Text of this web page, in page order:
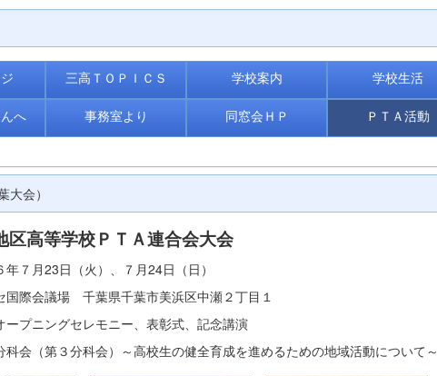
三高ＴＯＰＩＣＳ 学校案内 学校生活
へ 事務室より 同窓会ＨＰ ＰＴＡ活動
大会）
区高等学校ＰＴＡ連合会大会
７月23日（火）、７月24日（日）
国際会議場 千葉県千葉市美浜区中瀬２丁目１
プニングセレモニー、表彰式、記念講演
第３分科会）～高校生の健全育成を進めるための地域活動について～